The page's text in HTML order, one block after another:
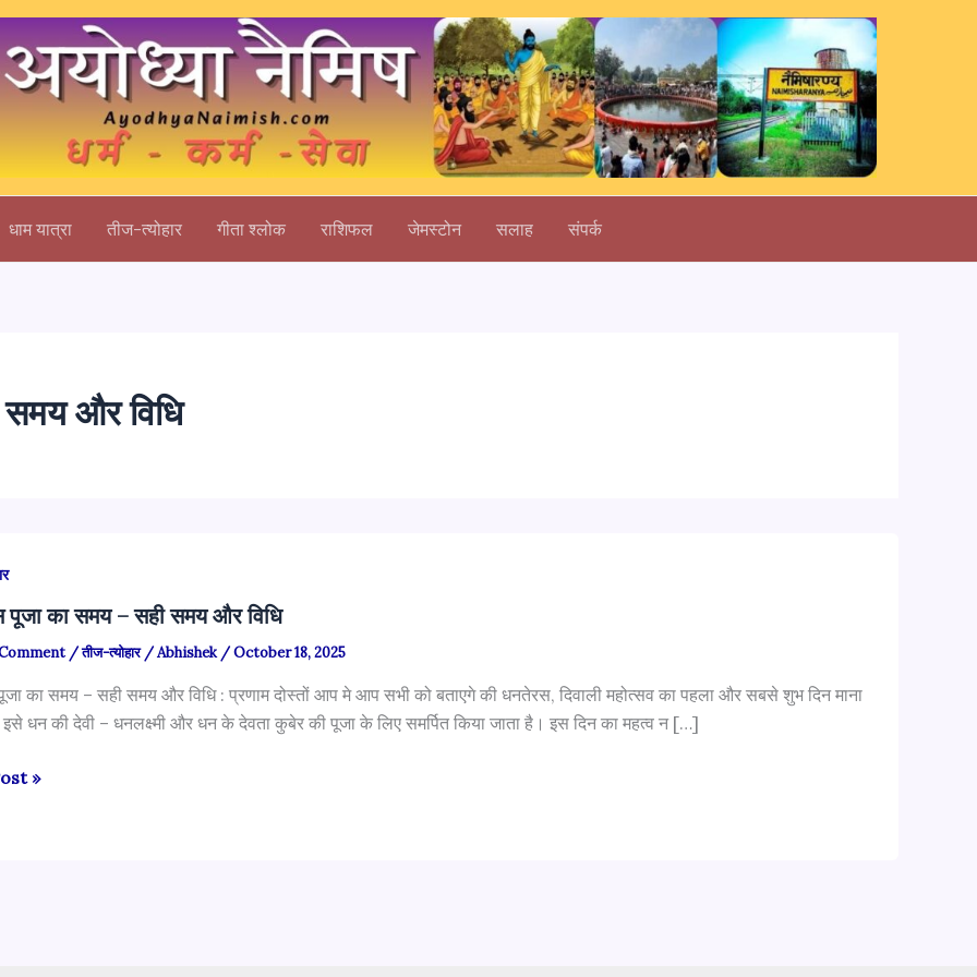
धाम यात्रा तीज-त्योहार गीता श्लोक राशिफल जेमस्टोन सलाह संपर्क
और विधि
का समय – सही समय और विधि
/तीज-त्योहार/Abhishek /October 18, 2025
का समय – सही समय और विधि : प्रणाम दोस्तों आप मे आप सभी को बताएगे की धनतेरस, दिवाली महोत्सव का पहला और सबसे शुभ दिन माना
धन की देवी – धनलक्ष्मी और धन के देवता कुबेर की पूजा के लिए समर्पित किया जाता है। इस दिन का महत्व न […]
»